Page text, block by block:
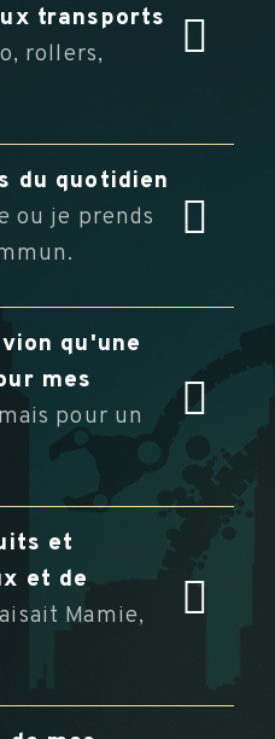
transports
rollers,
du quotidien
ou je prends
qu'une
mes
pour un
et
et de
Mamie,